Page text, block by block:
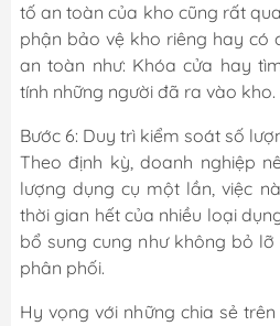
tố an toàn của kho cũng rất
phận bảo vệ kho riêng hay có
an toàn như: Khóa cửa hay
tính những người đã ra vào kho.
Bước 6: Duy trì kiểm soát số
Theo định kỳ, doanh nghiệp
lượng dụng cụ một lần, việc
thời gian hết của nhiều loại
bổ sung cung như không bỏ
phân phối.
Hy vọng với những chia sẻ